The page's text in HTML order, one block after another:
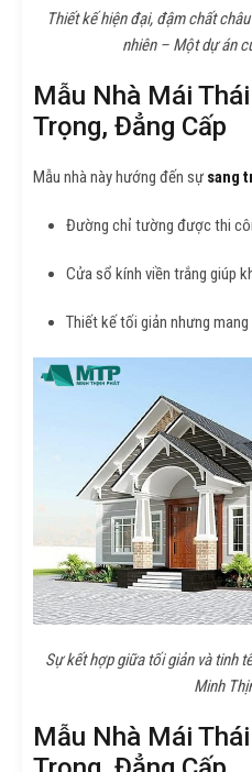
Thiết kế hiện đại, đậm chất
nhiên – Một dự án
Mẫu Nhà Mái
Trọng, Đẳng Cấp
Mẫu nhà này hướng đến sự sang
Đường chỉ tường được thi
Cửa sổ kính viền trắng giúp
Thiết kế tối giản nhưng
Sự kết hợp giữa tối giản và tinh
Minh
Mẫu Nhà Mái